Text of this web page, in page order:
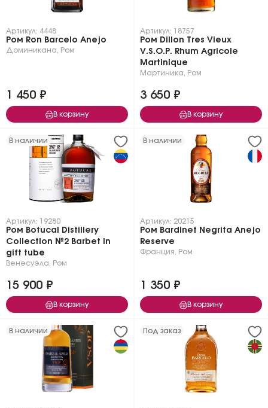
Артикул: 4448
Ром Ron Barcelo Anejo
Доминикана Ром
1 450 ₽
В корзину
Артикул: 18757
Ром Dillon Tres Vieux
V.S.O.P. Rhum Agricole
Martinique
Мартиника Ром
3 650 ₽
В корзину
В наличии
Артикул: 19280
Ром Botucal Distillery
Collection №2 Barbet in
gift tube
Венесуэла Ром
15 900 ₽
В корзину
В наличии
Артикул: 20215
Ром Bardinet Negrita Anejo
Reserve
Франция Ром
1 350 ₽
В корзину
В наличии Под заказ